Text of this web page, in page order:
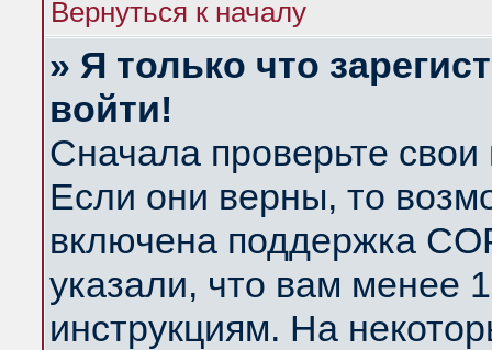
Вернуться к началу
» Я только что
войти!
Сначала проверьте
Если они верны, то
включена поддержка
указали, что вам менее
инструкциям. На